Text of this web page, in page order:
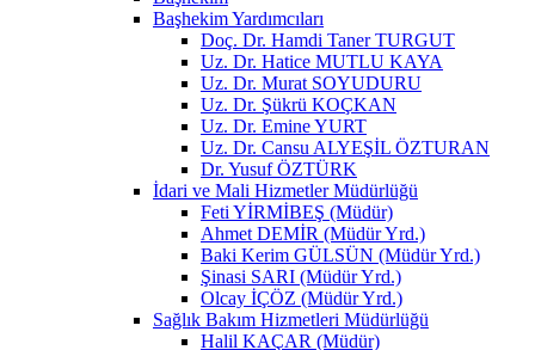
Başhekim Yardımcıları
Doç. Dr. Hamdi Taner TURGUT
Uz. Dr. Hatice MUTLU KAYA
Uz. Dr. Murat SOYUDURU
Uz. Dr. Şükrü KOÇKAN
Uz. Dr. Emine YURT
Uz. Dr. Cansu ALYEŞİL ÖZTURAN
Dr. Yusuf ÖZTÜRK
İdari ve Mali Hizmetler Müdürlüğü
Feti YİRMİBEŞ (Müdür)
Ahmet DEMİR (Müdür Yrd.)
Baki Kerim GÜLSÜN (Müdür Yrd.)
Şinasi SARI (Müdür Yrd.)
Olcay İÇÖZ (Müdür Yrd.)
Sağlık Bakım Hizmetleri Müdürlüğü
Halil KAÇAR (Müdür)